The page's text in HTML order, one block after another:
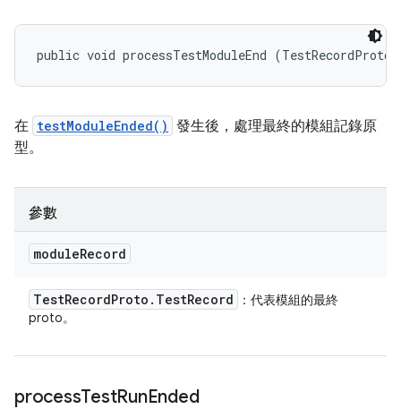
public void processTestModuleEnd
在 testModuleEnded() 發生後，處理最終的模組記錄原
型。
參數
moduleRecord
TestRecordProto . TestRecord
：代表模組的最終
proto。
processTestRunEnded